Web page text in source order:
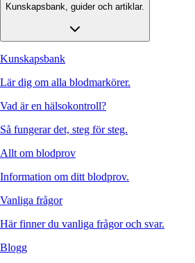
Kunskapsbank, guider och artiklar.
Kunskapsbank
Lär dig om alla blodmarkörer.
Vad är en hälsokontroll?
Så fungerar det, steg för steg.
Allt om blodprov
Information om ditt blodprov.
Vanliga frågor
Här finner du vanliga frågor och svar.
Blogg